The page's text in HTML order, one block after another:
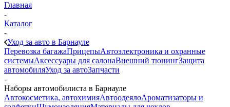
Главная
-
Каталог
-
Уход за авто в Барнауле
Перевозка багажаПрицепыАвтоэлектроника и охранные
системыАксессуары для салонаВнешний тюнингЗащита
автомобиляУход за автоЗапчасти
-
Наборы автомобилиста в Барнауле
Автокосметика, автохимияАвтоодеялоАроматизаторы и